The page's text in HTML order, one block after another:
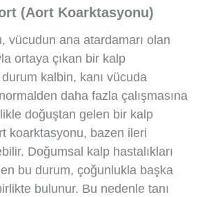
(Aort Koarktasyonu)
vücudun ana atardamarı olan
ortaya çıkan bir kalp
durum kalbin, kanı vücuda
daha fazla çalışmasına
doğuştan gelen bir kalp
koarktasyonu, bazen ileri
Doğumsal kalp hastalıkları
bu durum, çoğunlukla başka
bulunur. Bu nedenle tanı